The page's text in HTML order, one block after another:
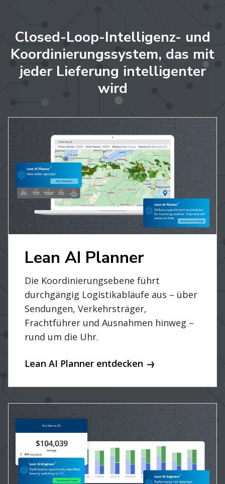
Closed-Loop-Intelligenz- und
Koordinierungssystem, das mit
jeder Lieferung intelligenter
wird
Lean AI Planner
Die Koordinierungsebene führt
durchgängig Logistikabläufe aus – über
Sendungen, Verkehrsträger,
Frachtführer und Ausnahmen hinweg –
rund um die Uhr.
Lean AI Planner entdecken